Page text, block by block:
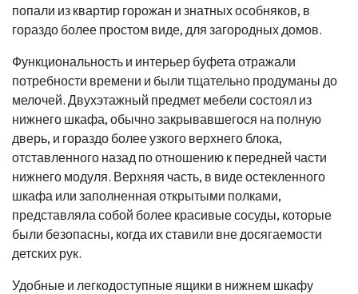
попали из квартир горожан и знатных особняков, в
гораздо более простом виде, для загородных домов.
Функциональность и интерьер буфета отражали
потребности времени и были тщательно продуманы до
мелочей. Двухэтажный предмет мебели состоял из
нижнего шкафа, обычно закрывавшегося на полную
дверь, и гораздо более узкого верхнего блока,
отставленного назад по отношению к передней части
нижнего модуля. Верхняя часть, в виде остекленного
шкафа или заполненная открытыми полками,
представляла собой более красивые сосуды, которые
были безопасны, когда их ставили вне досягаемости
детских рук.
Удобные и легкодоступные ящики в нижнем шкафу